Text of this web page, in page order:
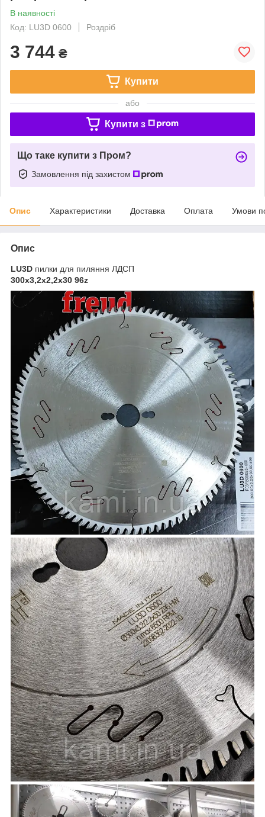
В наявності
Код: LU3D 0600
Роздріб
3 744 ₴
Купити
або
Купити з
Що таке купити з Пром?
Замовлення під захистом
Опис Характеристики Доставка Оплата Умови
Опис
LU3D пилки для пиляння ЛДСП
300х3,2х2,2х30 96z